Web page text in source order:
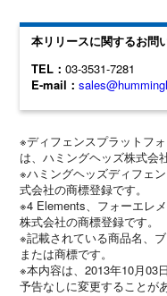
本リリースに関するお問
TEL：03-3531-7281
E-mail：
※ディフェンスプラットフ
は、ハミングヘッズ株式会
※ハミングヘッズディフェ
式会社の商標登録です。
※4 Elements、フォーエレ
株式会社の商標登録です。
※記載されている商品名、
または商標です。
※本内容は、2013年10月03
予告なしに変更することが